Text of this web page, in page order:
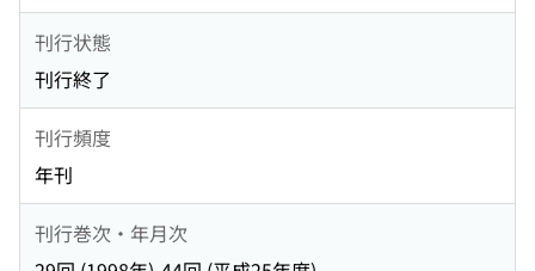
刊行状態
刊行終了
刊行頻度
年刊
刊行巻次・年月次